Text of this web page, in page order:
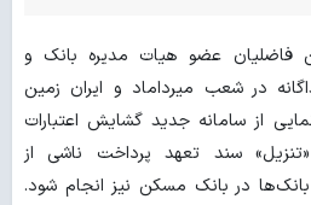
فاضلیان عضو هیات مدیره بانک و
در شعب میرداماد و ایران زمین
از سامانه جدید گشایش اعتبارات
سند تعهد پرداخت ناشی از
بانک‌ها در بانک مسکن نیز انجام شود.